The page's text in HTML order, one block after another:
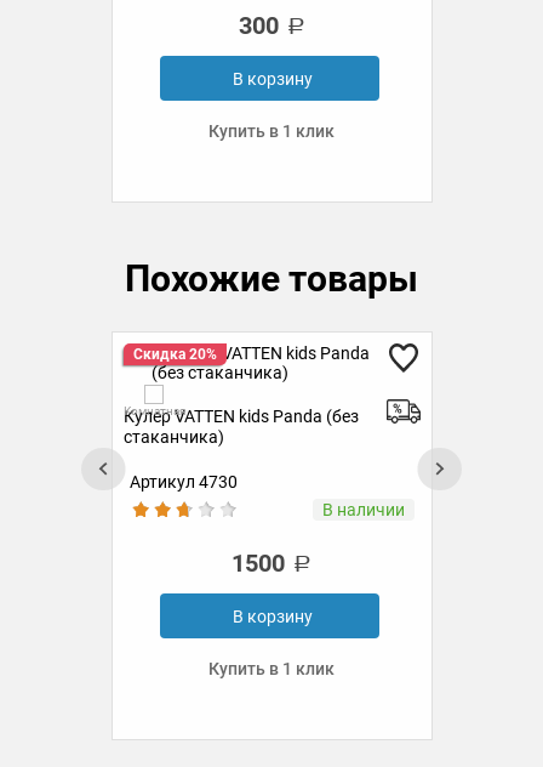
300
В корзину
Купить в 1 клик
Похожие товары
Скидка 20%
Комнатная
Кулер VATTEN kids Panda (без
стаканчика)
Артикул 4730
В наличии
1500
В корзину
Купить в 1 клик